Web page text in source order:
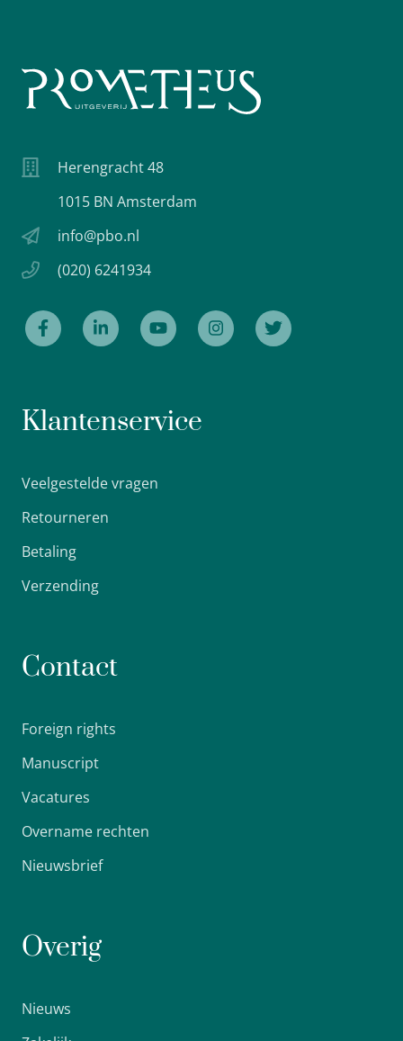
Herengracht 48
1015 BN Amsterdam
info@pbo.nl
(020) 6241934
Klantenservice
Veelgestelde vragen
Retourneren
Betaling
Verzending
Contact
Foreign rights
Manuscript
Vacatures
Overname rechten
Nieuwsbrief
Overig
Nieuws